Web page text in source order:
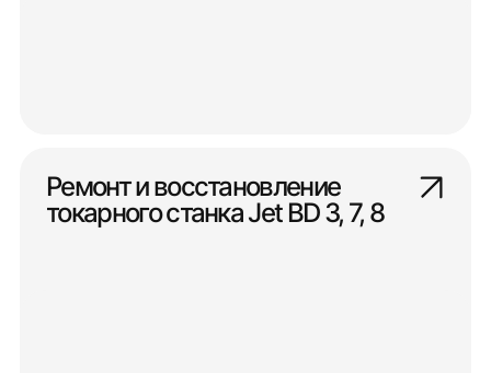
Ремонт и восстановление
токарного станка Jet BD 3, 7, 8